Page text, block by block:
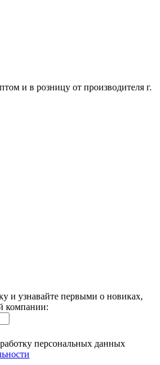
и в розницу от производителя г.
и узнавайте первыми о новиках,
компании:
персональных данных